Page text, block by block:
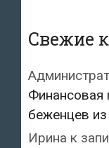
Свежие
Финансовая
беженцев
Ирина к